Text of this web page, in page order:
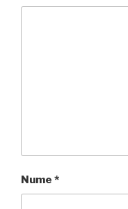
Nume *